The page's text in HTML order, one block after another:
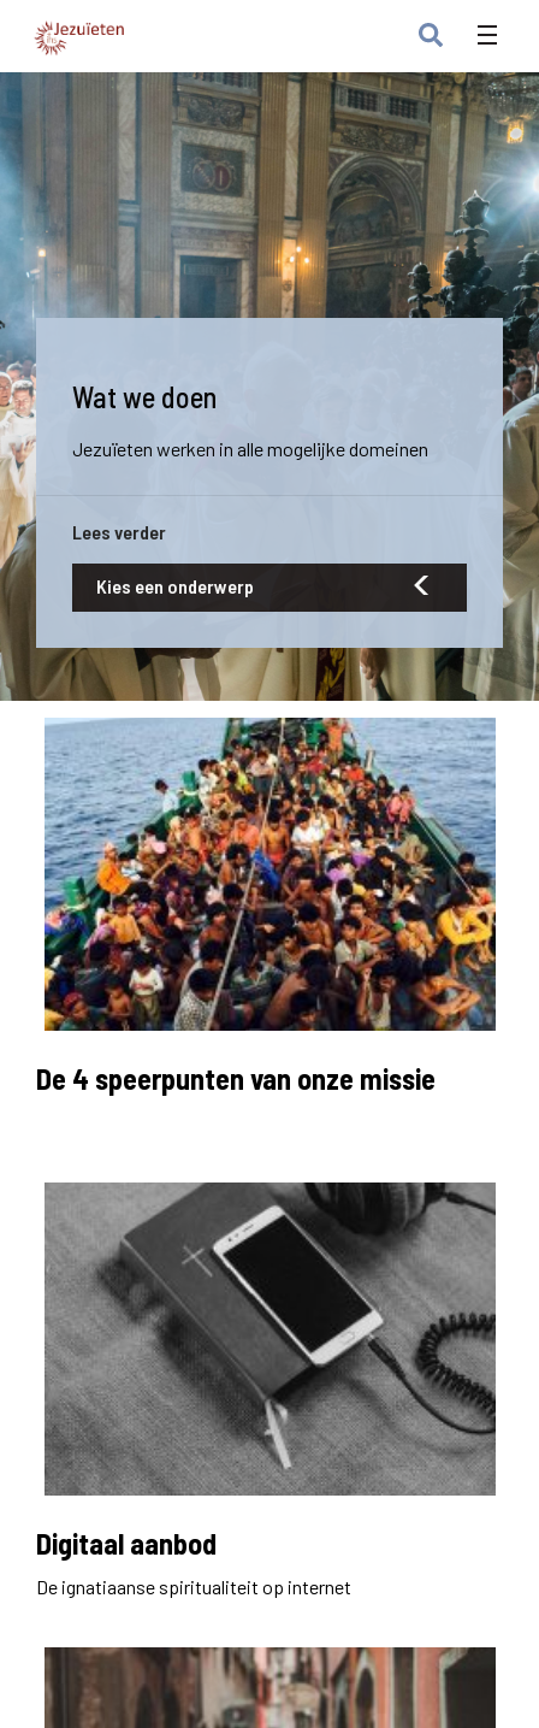
Wat we doen
Jezuïeten werken in alle mogelijke domeinen
Lees verder
Kies een onderwerp
De 4 speerpunten van onze missie
Digitaal aanbod
De ignatiaanse spiritualiteit op internet